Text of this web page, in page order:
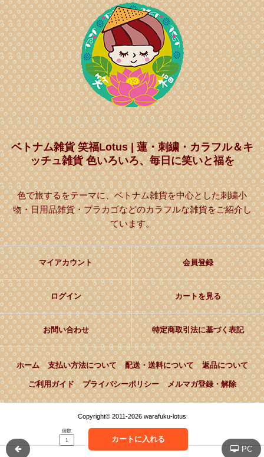
個数
カートに入れる
ベトナム雑貨 笑福Lotus | 蓮・刺繍・カラフル＆キ
ッチュ雑貨 色いろいろ、毎日に笑いと福を
色で旅するをテーマに、ベトナム雑貨を中心とした刺繍小
物・日用品雑貨・プラカゴなどのカラフルな雑貨をご紹介し
ています。
マイアカウント 会員登録
ログイン カートを見る
お問い合わせ 特定商取引法に基づく表記
ホーム 支払い方法について 配送・送料について 返品について
ご利用ガイド プライバシーポリシー メルマガ登録・解除
Copyright© 2011-2026 warafuku-lotus
PC